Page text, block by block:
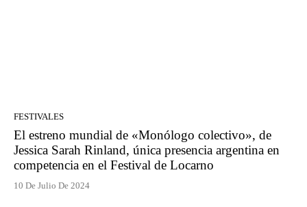
FESTIVALES
El estreno mundial de «Monólogo colectivo», de
Jessica Sarah Rinland, única presencia argentina en
competencia en el Festival de Locarno
10 De Julio De 2024